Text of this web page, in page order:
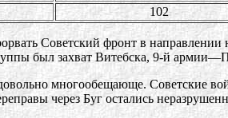
102
Советский фронт в
был захват Витебска, 9-й
многообещающе. Советские
через Буг остались